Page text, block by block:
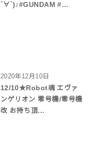
´∀`)♪#GUNDAM #…
2020年12月10日
12/10★Robot魂 エヴァ
ンゲリオン 零号機/零号機
改 お持ち頂…